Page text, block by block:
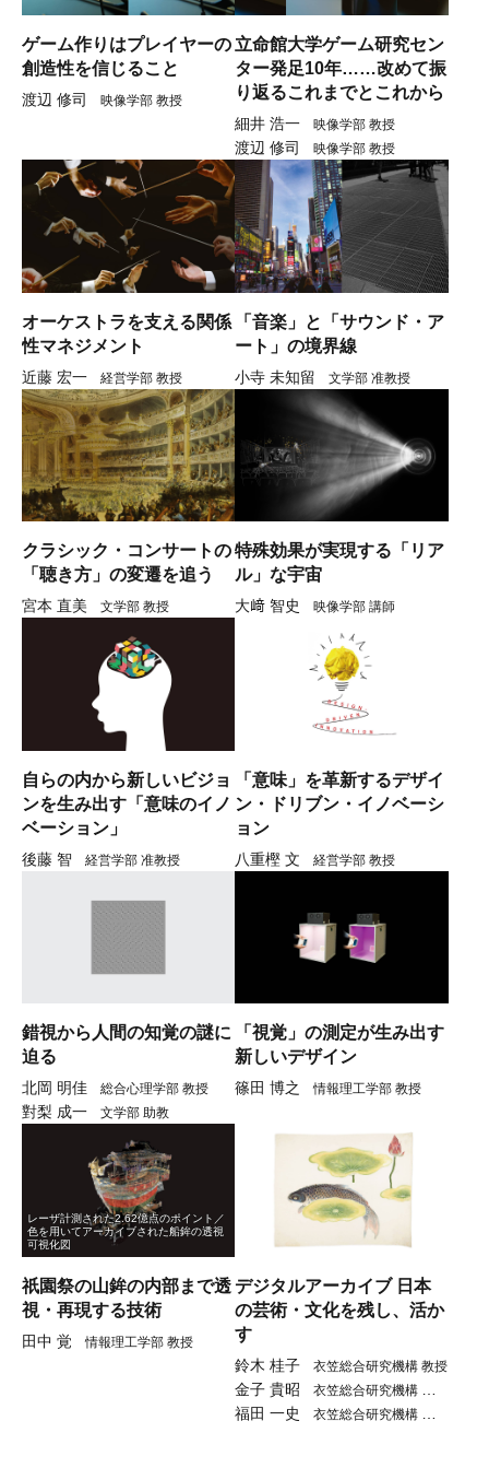
ゲーム作りはプレイヤーの
創造性を信じること
渡辺 修司 映像学部 教授
立命館大学ゲーム研究セン
ター発足10年……改めて振
り返るこれまでとこれから
細井 浩一 映像学部 教授
渡辺 修司 映像学部 教授
オーケストラを支える関係
性マネジメント
近藤 宏一 経営学部 教授
「音楽」と「サウンド・ア
ート」の境界線
小寺 未知留 文学部 准教授
クラシック・コンサートの
「聴き方」の変遷を追う
宮本 直美 文学部 教授
特殊効果が実現する「リア
ル」な宇宙
大﨑 智史 映像学部 講師
自らの内から新しいビジョ
ンを生み出す「意味のイノ
ベーション」
後藤 智 経営学部 准教授
「意味」を革新するデザイ
ン・ドリブン・イノベーシ
ョン
八重樫 文 経営学部 教授
錯視から人間の知覚の謎に
迫る
北岡 明佳 総合心理学部 教授
對梨 成一 文学部 助教
「視覚」の測定が生み出す
新しいデザイン
篠田 博之 情報理工学部 教授
レーザ計測された2.62億点のポイント／
色を用いてアーカイブされた船鉾の透視
可視化図
祇園祭の山鉾の内部まで透
視・再現する技術
田中 覚 情報理工学部 教授
デジタルアーカイブ 日本
の芸術・文化を残し、活か
す
鈴木 桂子 衣笠総合研究機構 教授
金子 貴昭
衣笠総合研究機構 准教
授
福田 一史
衣笠総合研究機構 専門